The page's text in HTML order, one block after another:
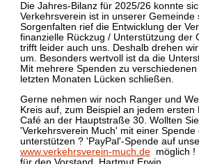
Die Jahres-Bilanz für 2025/26 konnte
Verkehrsverein ist in unserer
Sorgenfalten rief die Entwicklung der
finanzielle Rückzug / Unterstützung der
trifft leider auch uns. Deshalb drehen
um. Besonders wertvoll ist da die
Mit mehrere Spenden zu
letzten Monaten Lücken schließen.
Gerne nehmen wir noch Ranger und
Kreis auf, zum Beispiel an jedem
Café an der Hauptstraße 30. Wollten
'Verkehrsverein Much' mit einer
unterstützen ? 'PayPal'-Spende auf
www.verkehrsverein-much.de möglich !